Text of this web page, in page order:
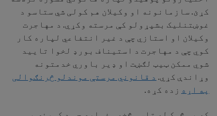
کړئ. سازمانونه او وکیلان هم کولی شي ستاسو د
غوښتنلیک بشپړولو کې مرسته وکړي. د مهاجرت
وکیلان او استازي چې د غیر انتفاعي لپاره کار
کوي چې د مهاجرت د استیناف بورډ لخوا تایید
شوي ممکن ټیټ لګښت او ډیر باوري خدمتونه
وړاندې کړي. د قانوني مرستې موندلو څرنګوالی
په اړه زده کړه.
که یو څوک له تاسو څخه وغواړي چې د کورنۍ یو